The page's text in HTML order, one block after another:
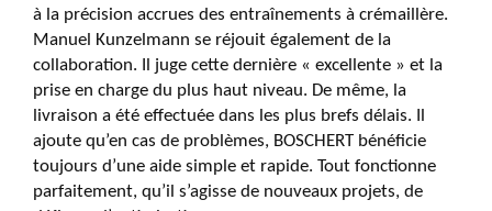
à la précision accrues des entraînements à crémaillère.
Manuel Kunzelmann se réjouit également de la
collaboration. Il juge cette dernière « excellente » et la
prise en charge du plus haut niveau. De même, la
livraison a été effectuée dans les plus brefs délais. Il
ajoute qu’en cas de problèmes, BOSCHERT bénéficie
toujours d’une aide simple et rapide. Tout fonctionne
parfaitement, qu’il s’agisse de nouveaux projets, de